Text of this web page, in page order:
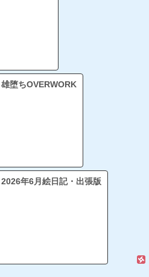
雄堕ちOVERWORK
2026年6月絵日記・出張版